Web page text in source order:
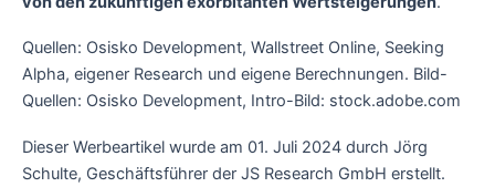
Quellen: Osisko Development, Wallstreet Online, Seeking
Alpha, eigener Research und eigene Berechnungen. Bild-
Quellen: Osisko Development, Intro-Bild: stock.adobe.com
Dieser Werbeartikel wurde am 01. Juli 2024 durch Jörg
Schulte, Geschäftsführer der JS Research GmbH erstellt.